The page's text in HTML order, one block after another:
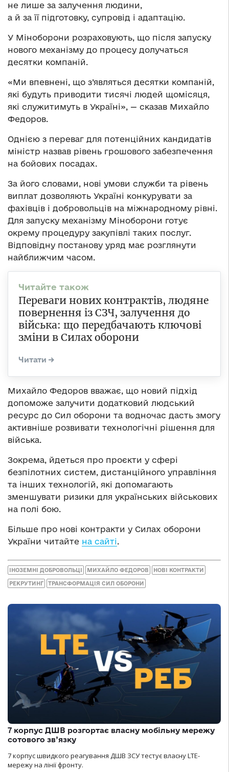
не лише за залучення людини,
а й за її підготовку, супровід і адаптацію.
У Міноборони розраховують, що після запуску
нового механізму до процесу долучаться
десятки компаній.
«Ми впевнені, що з’являться десятки компаній,
які будуть приводити тисячі людей щомісяця,
які служитимуть в Україні», — сказав Михайло
Федоров.
Однією з переваг для потенційних кандидатів
міністр назвав рівень грошового забезпечення
на бойових посадах.
За його словами, нові умови служби та рівень
виплат дозволяють Україні конкурувати за
фахівців і добровольців на міжнародному рівні.
Для запуску механізму Міноборони готує
окрему процедуру закупівлі таких послуг.
Відповідну постанову уряд має розглянути
найближчим часом.
Переваги нових контрактів, людяне
повернення із СЗЧ, залучення до
війська: що передбачають ключові
зміни в Силах оборони
Михайло Федоров вважає, що новий підхід
допоможе залучити додатковий людський
ресурс до Сил оборони та водночас дасть змогу
активніше розвивати технологічні рішення для
війська.
Зокрема, йдеться про проєкти у сфері
безпілотних систем, дистанційного управління
та інших технологій, які допомагають
зменшувати ризики для українських військових
на полі бою.
Більше про нові контракти у Силах оборони
України читайте на сайті.
ІНОЗЕМНІ ДОБРОВОЛЬЦІ МИХАЙЛО ФЕДОРОВ НОВІ КОНТРАКТИ
РЕКРУТИНГ ТРАНСФОРМАЦІЯ СИЛ ОБОРОНИ
7 корпус ДШВ розгортає власну мобільну мережу
сотового зв’язку
7 корпус швидкого реагування ДШВ ЗСУ тестує власну LTE-
мережу на лінії фронту.